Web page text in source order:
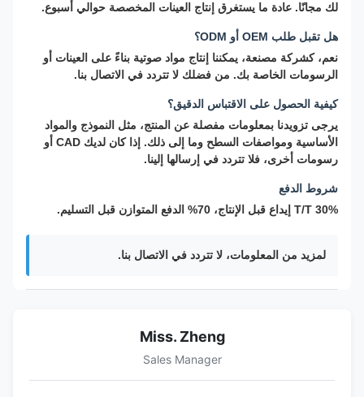
لك مجانًا. عادة ما يستغرق إنتاج العينات المخصصة حوالي أسبوع.
هل تقبل طلب OEM أو ODM؟
نعم، كشركة مصنعة، يمكننا إنتاج مواد صوتية بناءً على العينات أو
الرسومات الخاصة بك. من فضلك لا تتردد في الاتصال بنا.
كيفية الحصول على الاقتباس الدقيق؟
يرجى تزويدنا بمعلومات مفصلة عن المنتج، مثل النموذج والمواد
الأساسية ومواصفات السطح وما إلى ذلك. إذا كان لديك CAD أو
رسومات أخرى، فلا تتردد في إرسالها إلينا.
شروط الدفع
T/T 30% إيداع قبل الإنتاج، 70% الدفع المتوازن قبل التسليم.
لمزيد من المعلومات، لا تتردد في الاتصال بنا.
Miss. Zheng
Sales Manager